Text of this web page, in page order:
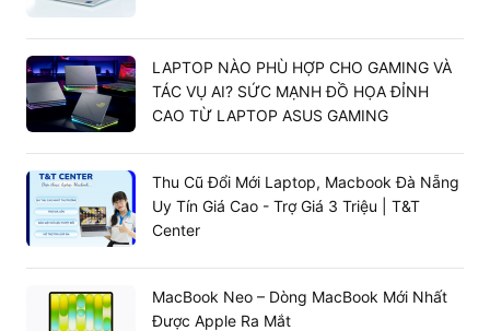
LAPTOP NÀO PHÙ HỢP CHO GAMING VÀ
TÁC VỤ AI? SỨC MẠNH ĐỒ HỌA ĐỈNH
CAO TỪ LAPTOP ASUS GAMING
Thu Cũ Đổi Mới Laptop, Macbook Đà Nẵng
Uy Tín Giá Cao - Trợ Giá 3 Triệu | T&T
Center
MacBook Neo – Dòng MacBook Mới Nhất
Được Apple Ra Mắt